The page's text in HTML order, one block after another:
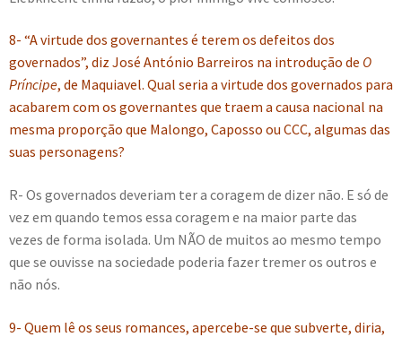
8- “A virtude dos governantes é terem os defeitos dos
governados”, diz José António Barreiros na introdução de O
Príncipe, de Maquiavel. Qual seria a virtude dos governados para
acabarem com os governantes que traem a causa nacional na
mesma proporção que Malongo, Caposso ou CCC, algumas das
suas personagens?
R- Os governados deveriam ter a coragem de dizer não. E só de
vez em quando temos essa coragem e na maior parte das
vezes de forma isolada. Um NÃO de muitos ao mesmo tempo
que se ouvisse na sociedade poderia fazer tremer os outros e
não nós.
9- Quem lê os seus romances, apercebe-se que subverte, diria,